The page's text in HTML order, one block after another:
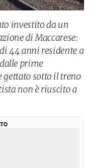
investito da un
di Maccarese:
44 anni residente a
prime
gettato sotto il treno
non è riuscito a